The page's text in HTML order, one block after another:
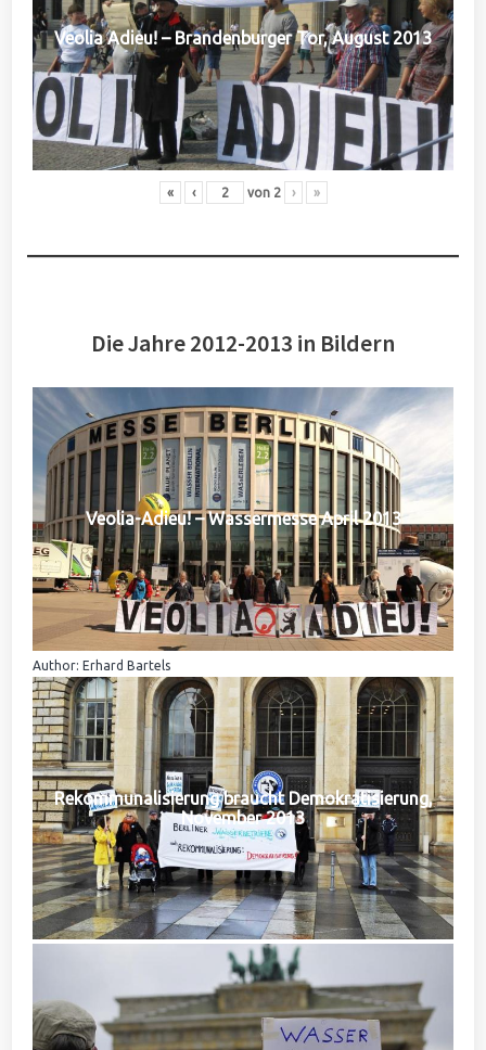
Veolia Adieu! – Brandenburger Tor, August 2013
« ‹ von 2 › »
Die Jahre 2012-2013 in Bildern
Veolia-Adieu! – Wassermesse April 2013
Author: Erhard Bartels
Rekommunalisierung braucht Demokratisierung,
November 2013